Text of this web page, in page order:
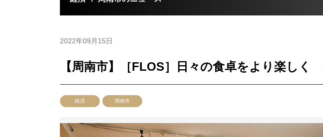
2022年09月15日
【周南市】［FLOS］日々の食卓をより楽しく
経済 周南市